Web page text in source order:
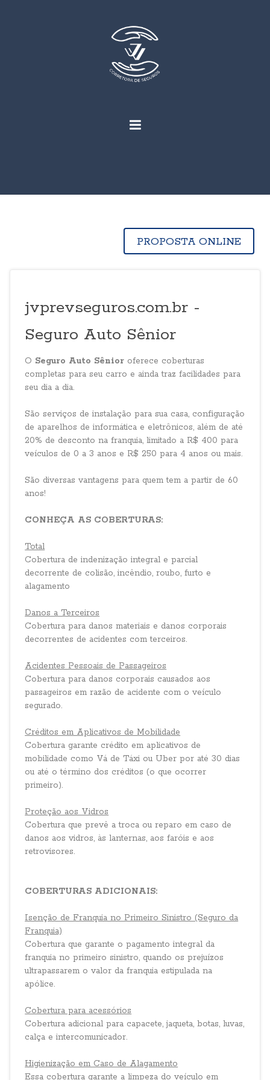
PROPOSTA ONLINE
jvprevseguros.com.br -
Seguro Auto Sênior
O Seguro Auto Sênior oferece coberturas
completas para seu carro e ainda traz facilidades para
seu dia a dia.
São serviços de instalação para sua casa, configuração
de aparelhos de informática e eletrônicos, além de até
20% de desconto na franquia, limitado a R$ 400 para
veículos de 0 a 3 anos e R$ 250 para 4 anos ou mais.
São diversas vantagens para quem tem a partir de 60
anos!
CONHEÇA AS COBERTURAS:
Total
Cobertura de indenização integral e parcial
decorrente de colisão, incêndio, roubo, furto e
alagamento
Danos a Terceiros
Cobertura para danos materiais e danos corporais
decorrentes de acidentes com terceiros.
Acidentes Pessoais de Passageiros
Cobertura para danos corporais causados aos
passageiros em razão de acidente com o veículo
segurado.
Créditos em Aplicativos de Mobilidade
Cobertura garante crédito em aplicativos de
mobilidade como Vá de Táxi ou Uber por até 30 dias
ou até o término dos créditos (o que ocorrer
primeiro).
Proteção aos Vidros
Cobertura que prevê a troca ou reparo em caso de
danos aos vidros, às lanternas, aos faróis e aos
retrovisores.
COBERTURAS ADICIONAIS:
Isenção de Franquia no Primeiro Sinistro (Seguro da
Franquia)
Cobertura que garante o pagamento integral da
franquia no primeiro sinistro, quando os prejuízos
ultrapassarem o valor da franquia estipulada na
apólice.
Cobertura para acessórios
Cobertura adicional para capacete, jaqueta, botas, luvas,
calça e intercomunicador.
Higienização em Caso de Alagamento
Essa cobertura garante a limpeza do veículo em